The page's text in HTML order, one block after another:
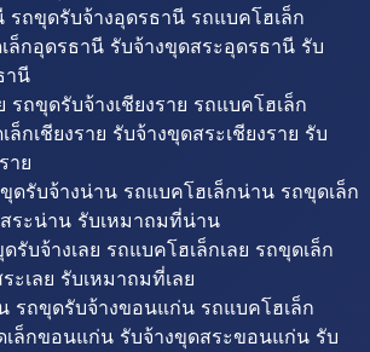
รถขุดรับจ้างอุดรธานี รถแบคโฮเล็ก
ล็กอุดรธานี รับจ้างขุดสระอุดรธานี รับ
านี
รถขุดรับจ้างเชียงราย รถแบคโฮเล็ก
ล็กเชียงราย รับจ้างขุดสระเชียงราย รับ
าย
ดรับจ้างน่าน รถแบคโฮเล็กน่าน รถขุดเล็ก
ระน่าน รับเหมาถมที่น่าน
รับจ้างเลย รถแบคโฮเล็กเลย รถขุดเล็ก
ะเลย รับเหมาถมที่เลย
รถขุดรับจ้างขอนแก่น รถแบคโฮเล็ก
ล็กขอนแก่น รับจ้างขุดสระขอนแก่น รับ